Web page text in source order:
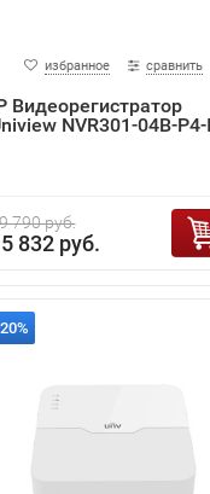
избранное сравнить
Видеорегистратор
NVR301-04B-P4-
790 руб.
832 руб.